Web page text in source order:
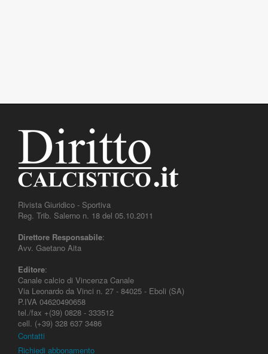
Rivista Giuridico - Sportiva
Reg. Trib. Salerno n. 18 del 05.10.2011
Direttore Responsabile:
Avv. Gaetano Aita
Editore:
Canale calcio di Vincenza Canale
Via Leonardo da Vinci n. 27 - 84025 - Eboli (SA)
P.IVA 04620490658
tel./fax +(39) 0828 - 333512
cell. (+39) 328 637 3486
Contatti
Richiedi abbonamento